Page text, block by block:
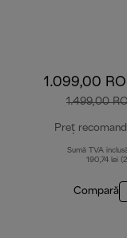
1.099,00
1.499,00
Preț
Sumă TVA
190,74 lei
Compară